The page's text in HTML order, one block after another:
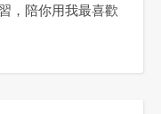
，陪你用我最喜歡